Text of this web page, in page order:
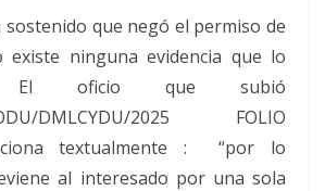
sostenido que negó el permiso de
existe ninguna evidencia que lo
El oficio que subió
DMLCYDU/2025 FOLIO
textualmente : “por lo
al interesado por una sola